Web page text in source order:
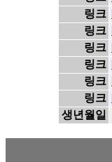
링크
링크
링크
링크
링크
링크
생년월일